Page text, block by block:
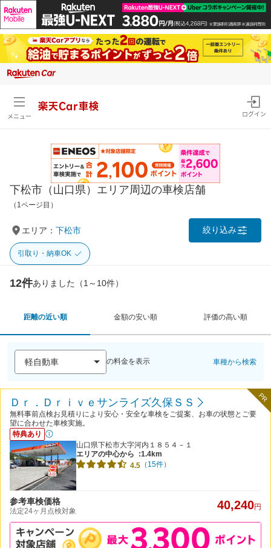
メニュー
楽天Car車検
ログイン
下松市（山口県）エリア周辺の車検店舗
（1ページ目）
エリア： 下松市 絞り込み
引取り・納車OK
12件ありました（1～10件）
距離の近い順 金額の安い順 評価の高い順
の料金を表示 車種から検索
PR
Ｄｒ．Ｄｒｉｖｅサンライズ久保ＳＳ
無料事前点検お見積りにより安心・安全な車検をご提案、お車の状態とご要
望に合わせた車検実施。
特典あり
山口県下松市大字河内１８５４－１
エリアの中心から
:1.4km
4.5 （15件）
参考車検価格
法定24ヶ月点検対象 40,240円